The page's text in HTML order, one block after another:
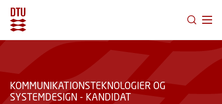
KOMMUNIKATIONSTEKNOLOGIER OG
SYSTEMDESIGN - KANDIDAT